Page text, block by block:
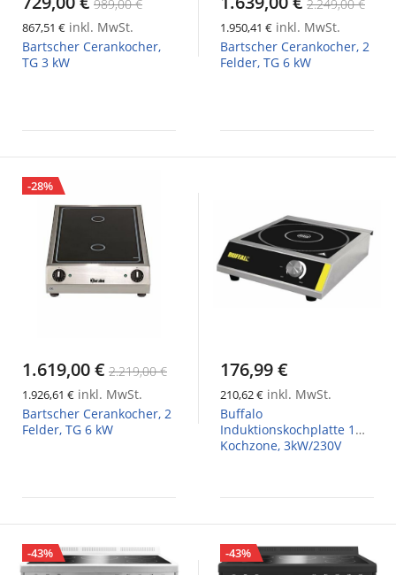
989,00 €
867,51 € inkl. MwSt.
Bartscher Cerankocher,
TG 3 kW
2.249,00 €
1.950,41 € inkl. MwSt.
Bartscher Cerankocher, 2
Felder, TG 6 kW
-28%
1.619,00 € 2.219,00 €
1.926,61 € inkl. MwSt.
Bartscher Cerankocher, 2
Felder, TG 6 kW
176,99 €
210,62 € inkl. MwSt.
Buffalo
Induktionskochplatte 1
Kochzone, 3kW/230V
-43% -43%